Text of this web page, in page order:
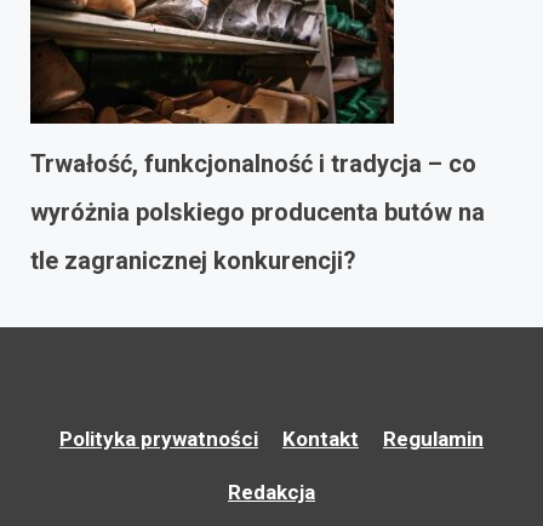
Trwałość, funkcjonalność i tradycja – co
wyróżnia polskiego producenta butów na
tle zagranicznej konkurencji?
Polityka prywatności Kontakt Regulamin
Redakcja